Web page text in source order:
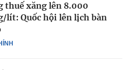
thuế xăng lên 8.000
lít: Quốc hội lên lịch bàn